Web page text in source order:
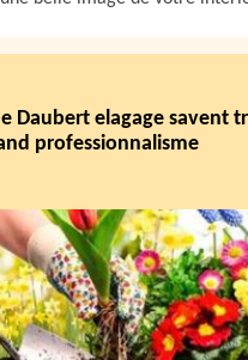
Daubert elagage savent
professionnalisme